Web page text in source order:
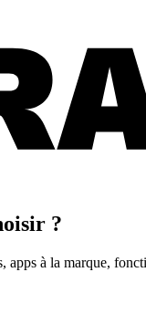
?
à la marque,